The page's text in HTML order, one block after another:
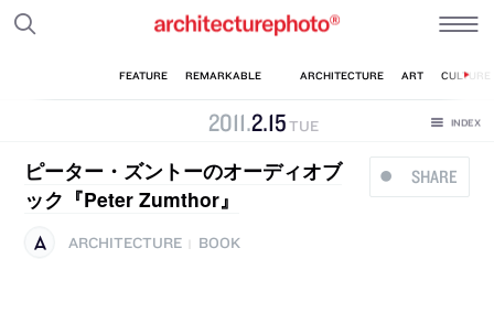
2011.2.15 TUE
SHARE
ピーター・ズントーのオーディオブ
ック『Peter Zumthor』
ARCHITECTURE BOOK